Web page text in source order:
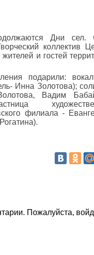
Дни сел.
коллектив
и гостей
подарили:
Инна Золотова);
Вадим
филиала -
Пожалуйста,